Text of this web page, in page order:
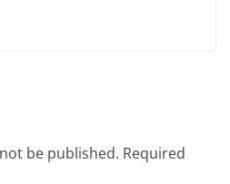
be published. Required